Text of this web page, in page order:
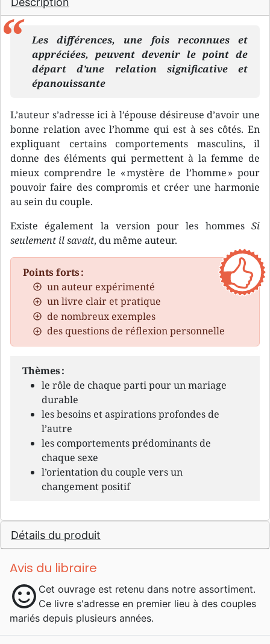
Les différences, une fois reconnues et
appréciées, peuvent devenir le point de
départ d’une relation significative et
épanouissante
L’auteur s’adresse ici à l’épouse désireuse d’avoir une
bonne relation avec l’homme qui est à ses côtés. En
expliquant certains comportements masculins, il
donne des éléments qui permettent à la femme de
mieux comprendre le « mystère de l’homme » pour
pouvoir faire des compromis et créer une harmonie
au sein du couple.
Existe également la version pour les hommes Si
seulement il savait, du même auteur.
Points forts :
un auteur expérimenté
un livre clair et pratique
de nombreux exemples
des questions de réflexion personnelle
Thèmes :
le rôle de chaque parti pour un mariage
durable
les besoins et aspirations profondes de
l’autre
les comportements prédominants de
chaque sexe
l’orientation du couple vers un
changement positif
Détails du produit
Avis du libraire
sentiment_satisfied Cet ouvrage est retenu dans notre assortiment.
Ce livre s'adresse en premier lieu à des couples
mariés depuis plusieurs années.